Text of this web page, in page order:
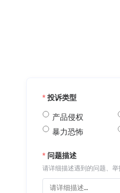
投诉类型
产品侵权
暴力恐怖
问题描述
请详细描述遇到的问题、